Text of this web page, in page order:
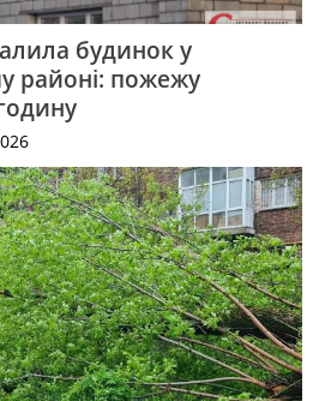
будинок у
районі: пожежу